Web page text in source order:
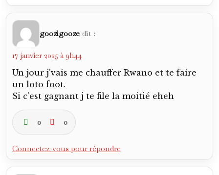
goozigooze dit :
17 janvier 2025 à 9h44
Un jour j’vais me chauffer Rwano et te faire
un loto foot.
Si c’est gagnant j te file la moitié eheh
0 0
Connectez-vous pour répondre